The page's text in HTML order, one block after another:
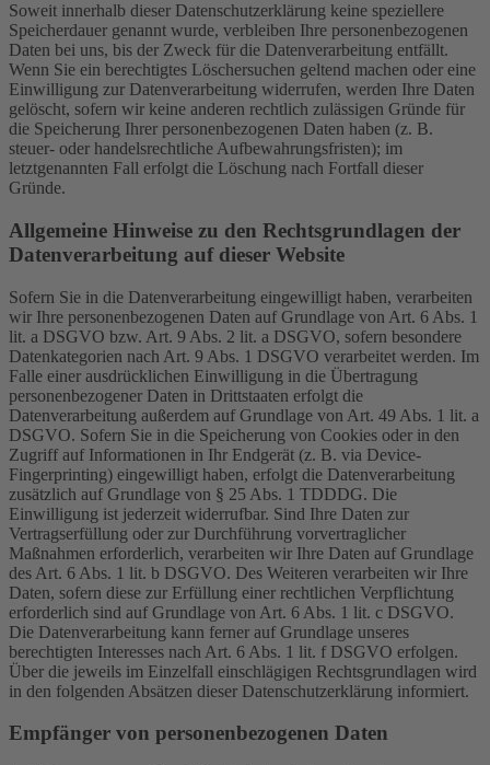
Soweit innerhalb dieser Datenschutzerklärung keine speziellere
Speicherdauer genannt wurde, verbleiben Ihre personenbezogenen
Daten bei uns, bis der Zweck für die Datenverarbeitung entfällt.
Wenn Sie ein berechtigtes Löschersuchen geltend machen oder eine
Einwilligung zur Datenverarbeitung widerrufen, werden Ihre Daten
gelöscht, sofern wir keine anderen rechtlich zulässigen Gründe für
die Speicherung Ihrer personenbezogenen Daten haben (z. B.
steuer- oder handelsrechtliche Aufbewahrungsfristen); im
letztgenannten Fall erfolgt die Löschung nach Fortfall dieser
Gründe.
Allgemeine Hinweise zu den Rechtsgrundlagen der
Datenverarbeitung auf dieser Website
Sofern Sie in die Datenverarbeitung eingewilligt haben, verarbeiten
wir Ihre personenbezogenen Daten auf Grundlage von Art. 6 Abs. 1
lit. a DSGVO bzw. Art. 9 Abs. 2 lit. a DSGVO, sofern besondere
Datenkategorien nach Art. 9 Abs. 1 DSGVO verarbeitet werden. Im
Falle einer ausdrücklichen Einwilligung in die Übertragung
personenbezogener Daten in Drittstaaten erfolgt die
Datenverarbeitung außerdem auf Grundlage von Art. 49 Abs. 1 lit. a
DSGVO. Sofern Sie in die Speicherung von Cookies oder in den
Zugriff auf Informationen in Ihr Endgerät (z. B. via Device-
Fingerprinting) eingewilligt haben, erfolgt die Datenverarbeitung
zusätzlich auf Grundlage von § 25 Abs. 1 TDDDG. Die
Einwilligung ist jederzeit widerrufbar. Sind Ihre Daten zur
Vertragserfüllung oder zur Durchführung vorvertraglicher
Maßnahmen erforderlich, verarbeiten wir Ihre Daten auf Grundlage
des Art. 6 Abs. 1 lit. b DSGVO. Des Weiteren verarbeiten wir Ihre
Daten, sofern diese zur Erfüllung einer rechtlichen Verpflichtung
erforderlich sind auf Grundlage von Art. 6 Abs. 1 lit. c DSGVO.
Die Datenverarbeitung kann ferner auf Grundlage unseres
berechtigten Interesses nach Art. 6 Abs. 1 lit. f DSGVO erfolgen.
Über die jeweils im Einzelfall einschlägigen Rechtsgrundlagen wird
in den folgenden Absätzen dieser Datenschutzerklärung informiert.
Empfänger von personenbezogenen Daten